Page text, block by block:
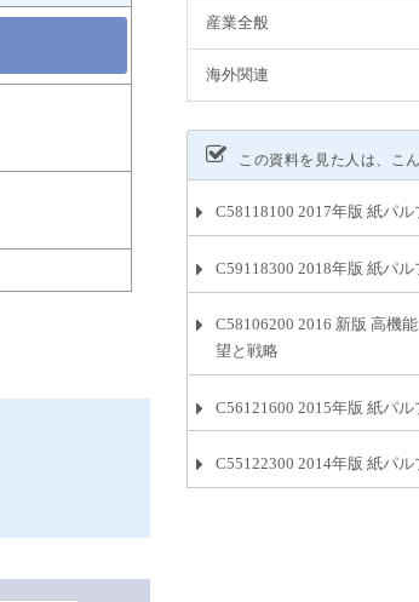
産業全般
海外関連
この資料を見た人は、こ
C58118100 2017年版 紙パ
C59118300 2018年版 紙パ
C58106200 2016 新版 高機
望と戦略
C56121600 2015年版 紙パ
C55122300 2014年版 紙パ